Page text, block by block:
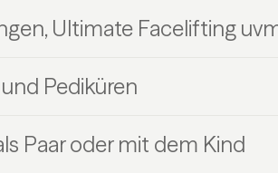
Ultimate Facelifting
Pediküren
Paar oder mit dem Kind